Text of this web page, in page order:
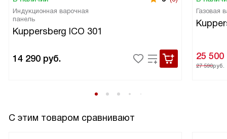
Индукционная варочная
панель
Kuppersberg ICO 301
14 290 руб.
Газовая
25 500
27 590руб.
С этим товаром сравнивают